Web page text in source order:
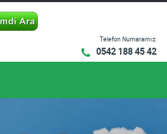
Telefon Numaramız:
0542 188 45 42